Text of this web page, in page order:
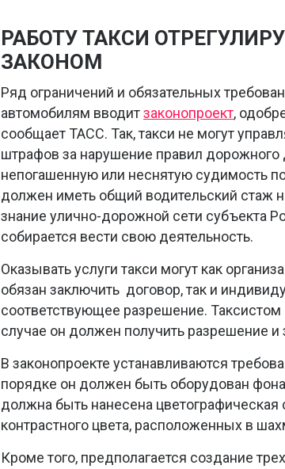
РАБОТУ ТАКСИ
ЗАКОНОМ
Ряд ограничений и обязательных
автомобилям вводитзаконопроект,
сообщает ТАСС. Так, такси не могут
штрафов за нарушение правил
непогашенную или неснятую судимость
должен иметь общий водительский стаж
знание улично-дорожной сети субъекта
собирается вести свою деятельность.
Оказывать услуги такси могут как
обязан заключить договор, так и
соответствующее разрешение.
случае он должен получить разрешение и
В законопроекте устанавливаются
порядке он должен быть оборудован
должна быть нанесена
контрастного цвета, расположенных в
Кроме того, предполагается создание